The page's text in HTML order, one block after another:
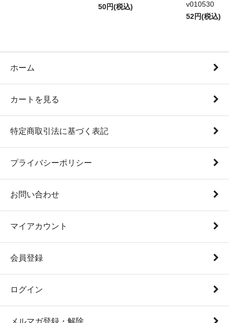
50円(税込)
v010530
52円(税込)
ホーム
カートを見る
特定商取引法に基づく表記
プライバシーポリシー
お問い合わせ
マイアカウント
会員登録
ログイン
メルマガ登録・解除